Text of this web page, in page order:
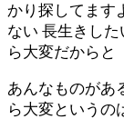
かり探してます
ない 長生きし
ら大変だからと
あんなものがあ
ら大変というの